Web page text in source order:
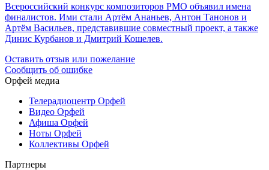
Всероссийский конкурс композиторов РМО объявил имена
финалистов. Ими стали Артём Ананьев, Антон Танонов и
Артём Васильев, представившие совместный проект, а также
Динис Курбанов и Дмитрий Кошелев.
Оставить отзыв или пожелание
Сообщить об ошибке
Орфей медиа
Телерадиоцентр Орфей
Видео Орфей
Афиша Орфей
Ноты Орфей
Коллективы Орфей
Партнеры